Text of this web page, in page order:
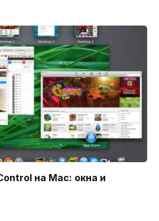
на Mac: окна и